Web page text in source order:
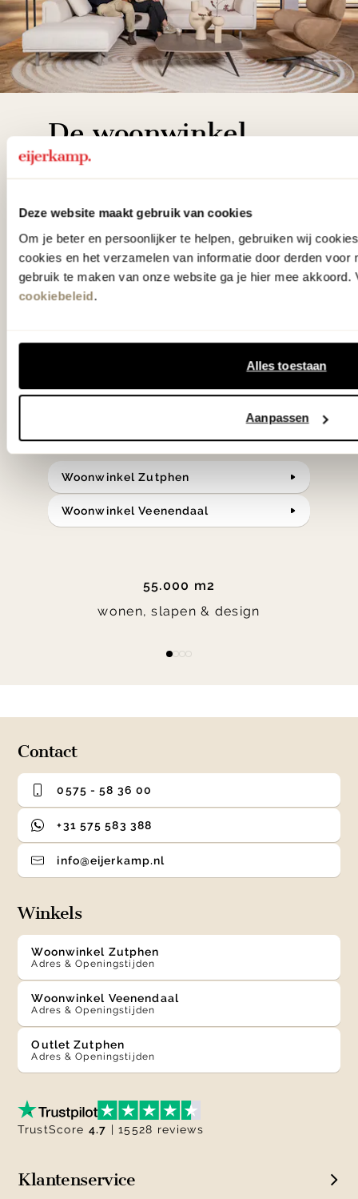
Deze website maakt gebruik van cookies
Om je beter en persoonlijker te helpen, gebruiken wij
cookies en het verzamelen van informatie door derden voor
gebruik te maken van onze website ga je hier mee akkoord.
cookiebeleid.
Alles toestaan
Aanpassen
De woonwinkel
gezien op tv!
Wie kent het programma vtwonen
'Weer verliefd op je huis' niet? We
hebben met liefde de mooiste woon-,
slaap- en designcollecties
in verrassende materialen en kleuren!
Woonwinkel Zutphen
Woonwinkel Veenendaal
55.000 m2
wonen, slapen & design
Contact
0575 - 58 36 00
+31 575 583 388
info@eijerkamp.nl
Winkels
Woonwinkel Zutphen
Adres & Openingstijden
Woonwinkel Veenendaal
Adres & Openingstijden
Outlet Zutphen
Adres & Openingstijden
Klantenservice
TrustScore 4.7 | 15528 reviews